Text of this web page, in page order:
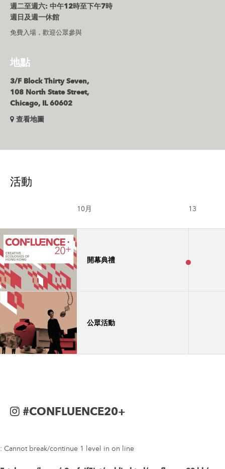
週二至週六: 中午12時至下午7時
週日及週一休館
免費入場，歡迎公眾參與
地點
3/F Block Thirty Seven,
108 North State Street,
Chicago, IL 60602
查看地圖
活動
10月
開幕典禮
公眾活動
13
#CONFLUENCE20+
: Cannot break/continue 1 level in on line